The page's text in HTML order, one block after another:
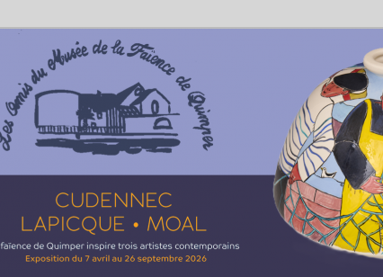
et de la Faïence de Quimper